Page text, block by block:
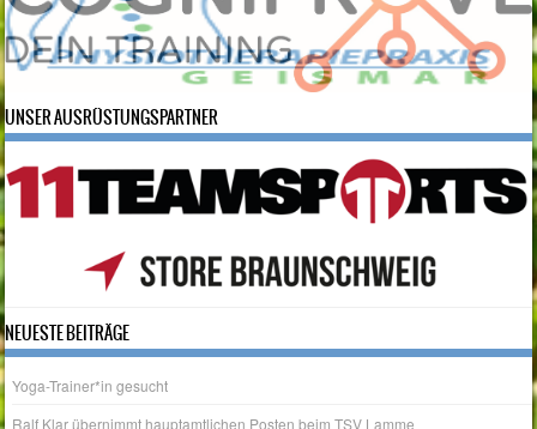
UNSER AUSRÜSTUNGSPARTNER
NEUESTE BEITRÄGE
Yoga-Trainer*in gesucht
Ralf Klar übernimmt hauptamtlichen Posten beim TSV Lamme